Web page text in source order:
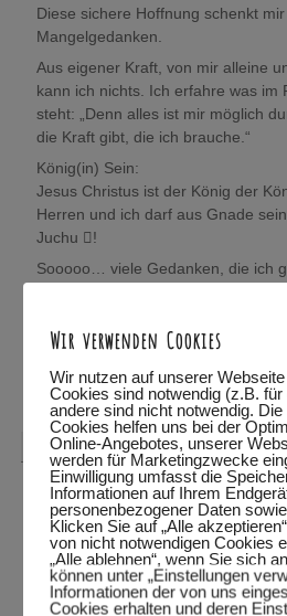
Diese sichere Hoffnung schenkt
Mangelgedanken.
Aus eigener Kraft, von mir alleine
kann ich nichts. Ich erfahre was im
steht: „Denn alles ist mir möglich
die Kraft gibt, die ich brauche.“
König(in) Sein:
Jesus Christus ist der König der
Herren und ich darf aus Gnade
Juchu !
Sooooo… viele Gedanken, die ich
In Verbundenheit,
Mira
Antworten↓
Wolfgang Dodelsagte am28.10.2015
Hallo Mira,
vielen Dank für das mitteilen
dass du so viele Bibelstellen
teilst.
Was ich über deine Gedanken
Wir verwenden Cookies
Wir nutzen auf unserer
Cookies sind notwendig (z.B. für
andere sind nicht notwendig.
Cookies helfen uns bei der
Online-Angebotes, unserer
werden für Marketingzwecke
Einwilligung umfasst die
Informationen auf Ihrem
personenbezogener Daten
Klicken Sie auf „Alle
von nicht notwendigen Cookies
„Alle ablehnen“, wenn Sie sich
können unter „Einstellungen
Informationen der von uns
Cookies erhalten und deren